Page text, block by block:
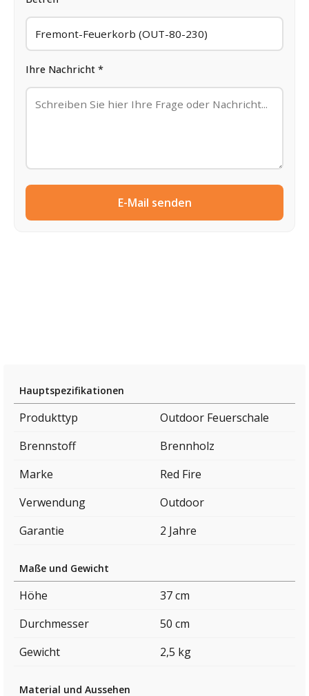
Ihre Nachricht *
E-Mail senden
Hauptspezifikationen
Produkttyp
Outdoor Feuerschale
Brennstoff
Brennholz
Marke
Red Fire
Verwendung
Outdoor
Garantie
2 Jahre
Maße und Gewicht
Höhe
37 cm
Durchmesser
50 cm
Gewicht
2,5 kg
Material und Aussehen